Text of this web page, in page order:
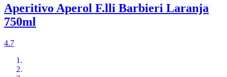
Aperitivo Aperol F.lli Barbieri Laranja
750ml
4.7